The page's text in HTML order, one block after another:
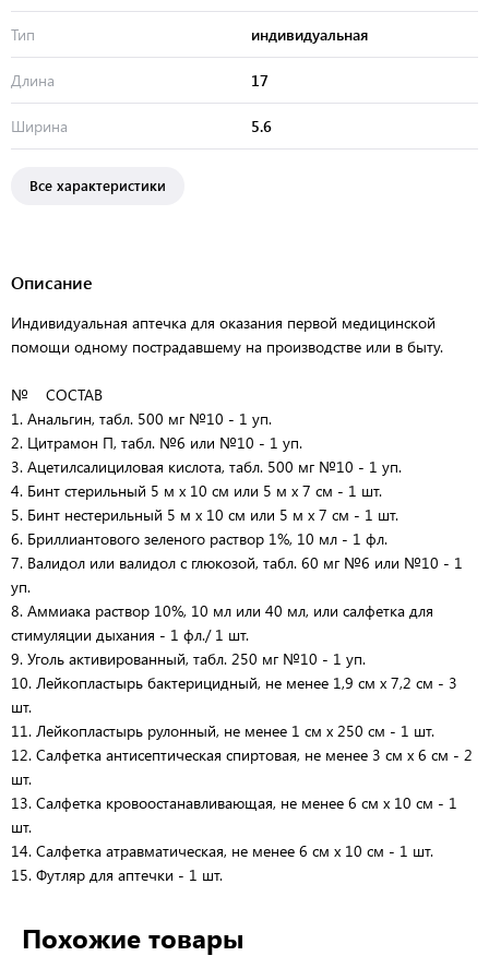
Тип индивидуальная
Длина 17
Ширина 5.6
Все характеристики
Описание
Индивидуальная аптечка для оказания первой медицинской
помощи одному пострадавшему на производстве или в быту.
№ СОСТАВ
1. Анальгин, табл. 500 мг №10 - 1 уп.
2. Цитрамон П, табл. №6 или №10 - 1 уп.
3. Ацетилсалициловая кислота, табл. 500 мг №10 - 1 уп.
4. Бинт стерильный 5 м х 10 cм или 5 м х 7 см - 1 шт.
5. Бинт нестерильный 5 м х 10 см или 5 м х 7 см - 1 шт.
6. Бриллиантового зеленого раствор 1%, 10 мл - 1 фл.
7. Валидол или валидол с глюкозой, табл. 60 мг №6 или №10 - 1
уп.
8. Аммиака раствор 10%, 10 мл или 40 мл, или салфетка для
стимуляции дыхания - 1 фл./ 1 шт.
9. Уголь активированный, табл. 250 мг №10 - 1 уп.
10. Лейкопластырь бактерицидный, не менее 1,9 см x 7,2 см - 3
шт.
11. Лейкопластырь рулонный, не менее 1 см x 250 см - 1 шт.
12. Салфетка антисептическая спиртовая, не менее 3 см х 6 см - 2
шт.
13. Салфетка кровоостанавливающая, не менее 6 см х 10 см - 1
шт.
14. Салфетка атравматическая, не менее 6 см х 10 см - 1 шт.
15. Футляр для аптечки - 1 шт.
Похожие товары